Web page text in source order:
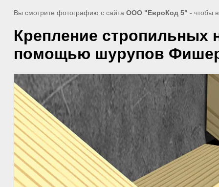
Вы смотрите фотографию с сайта ООО "ЕвроКод 5" - чтобы
Крепление стропильных
помощью шурупов